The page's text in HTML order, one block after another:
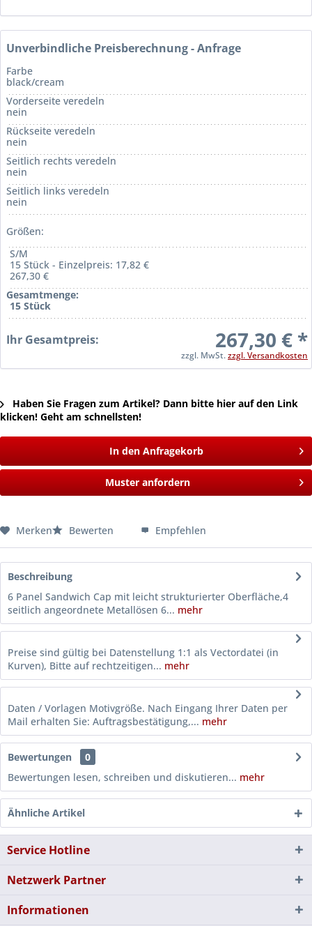
Unverbindliche Preisberechnung - Anfrage
Farbe
black/cream
Vorderseite veredeln
nein
Rückseite veredeln
nein
Seitlich rechts veredeln
nein
Seitlich links veredeln
nein
Größen:
S/M
15 Stück - Einzelpreis: 17,82 €
267,30 €
Gesamtmenge:
15 Stück
Ihr Gesamtpreis: 267,30 € *
zzgl. MwSt.zzgl. Versandkosten
Haben Sie Fragen zum Artikel? Dann bitte hier auf den Link
klicken! Geht am schnellsten!
In den Anfragekorb
Muster anfordern
Merken Bewerten Empfehlen
Beschreibung
6 Panel Sandwich Cap mit leicht strukturierter Oberfläche,4
seitlich angeordnete Metallösen 6... mehr
Preise sind gültig bei Datenstellung 1:1 als Vectordatei (in
Kurven), Bitte auf rechtzeitigen... mehr
Daten / Vorlagen Motivgröße. Nach Eingang Ihrer Daten per
Mail erhalten Sie: Auftragsbestätigung,... mehr
Bewertungen
0
Bewertungen lesen, schreiben und diskutieren... mehr
Ähnliche Artikel
Service Hotline
Netzwerk Partner
Informationen